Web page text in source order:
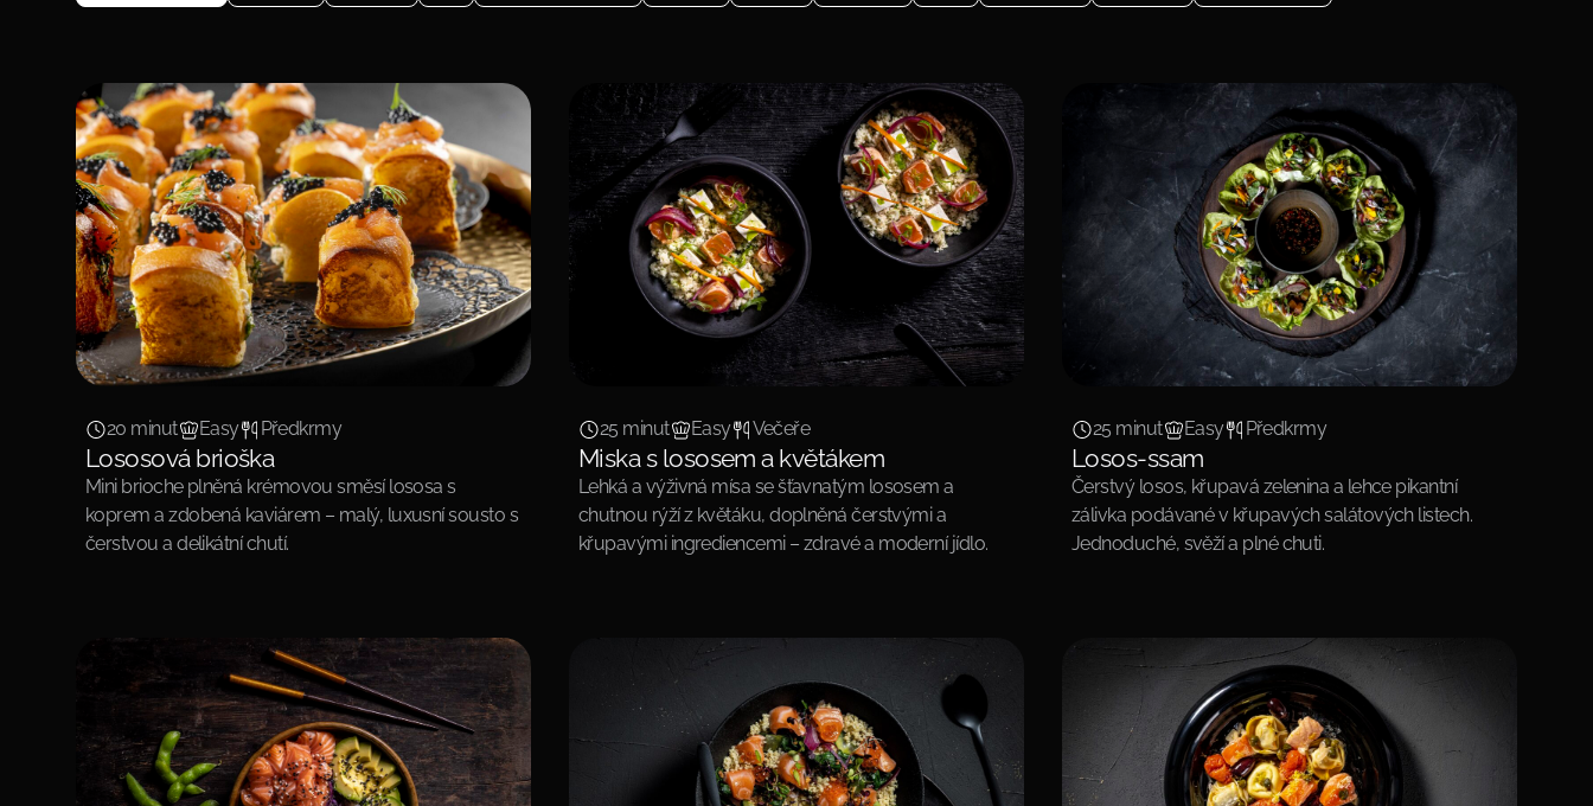
20 minut Easy Předkrmy
Lososová brioška
Mini brioche plněná krémovou směsí lososa s
koprem a zdobená kaviárem – malý, luxusní sousto s
čerstvou a delikátní chutí.
25 minut Easy Večeře
Miska s lososem a květákem
Lehká a výživná mísa se šťavnatým lososem a
chutnou rýží z květáku, doplněná čerstvými a
křupavými ingrediencemi – zdravé a moderní jídlo.
25 minut Easy Předkrmy
Losos-ssam
Čerstvý losos, křupavá zelenina a lehce pikantní
zálivka podávané v křupavých salátových listech.
Jednoduché, svěží a plné chuti.